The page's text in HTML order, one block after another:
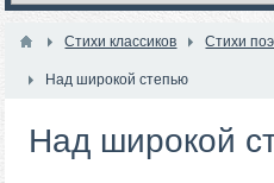
Стихи классиков Стихи
Над широкой степью
Над широкой